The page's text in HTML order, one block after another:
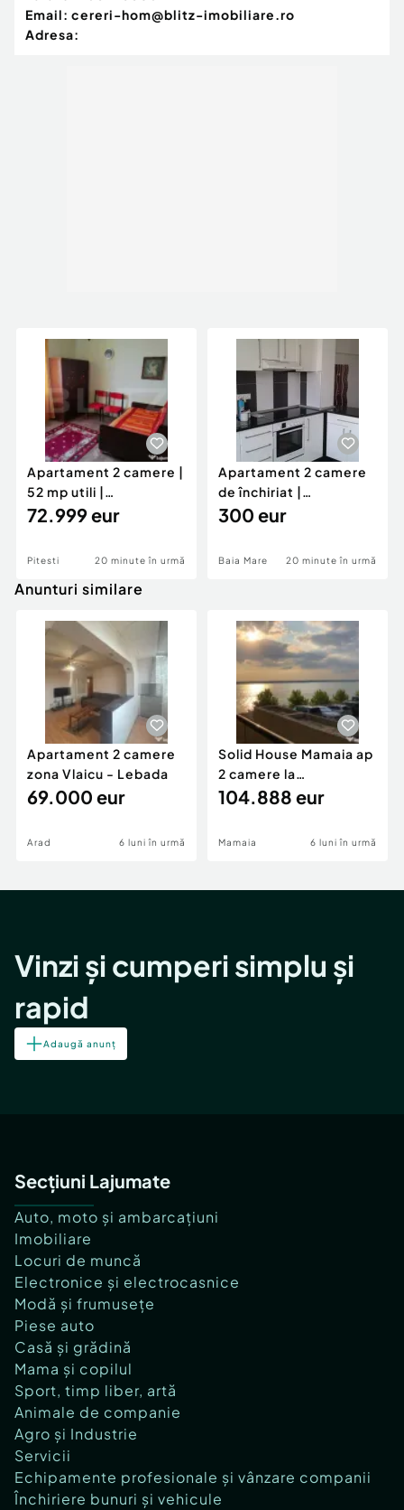
Email: cereri-hom@blitz-imobiliare.ro
Adresa:
Apartament 2 camere |
52 mp utili |
Decomandat | Etaj 3/4
72.999 eur
Pitesti 20 minute în urmă
Apartament 2 camere
de închiriat |
Ultracentral | Complet
300 eur
Baia Mare 20 minute în urmă
Anunturi similare
Apartament 2 camere
zona Vlaicu - Lebada
69.000 eur
Arad 6 luni în urmă
Solid House Mamaia ap
2 camere la
cheie,langa Mega
104.888 eur
Mamaia 6 luni în urmă
Vinzi și cumperi simplu și
rapid
Adaugă anunț
Secțiuni Lajumate
Auto, moto și ambarcațiuni
Imobiliare
Locuri de muncă
Electronice și electrocasnice
Modă și frumusețe
Piese auto
Casă și grădină
Mama și copilul
Sport, timp liber, artă
Animale de companie
Agro și Industrie
Servicii
Echipamente profesionale și vânzare companii
Închiriere bunuri și vehicule